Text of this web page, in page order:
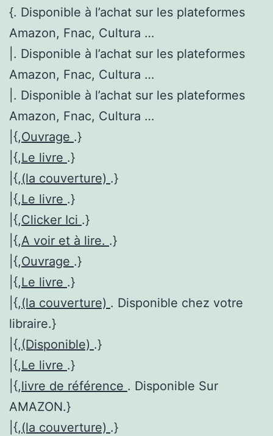
{. Disponible à l’achat sur les plateformes
Amazon, Fnac, Cultura …
|. Disponible à l’achat sur les plateformes
Amazon, Fnac, Cultura …
|. Disponible à l’achat sur les plateformes
Amazon, Fnac, Cultura …
|{,Ouvrage .}
|{,Le livre .}
|{,(la couverture) .}
|{,Le livre .}
|{,Clicker Ici .}
|{,A voir et à lire. .}
|{,Ouvrage .}
|{,Le livre .}
|{,(la couverture) . Disponible chez votre
libraire.}
|{,(Disponible) .}
|{,Le livre .}
|{,livre de référence . Disponible Sur
AMAZON.}
|{,(la couverture) .}